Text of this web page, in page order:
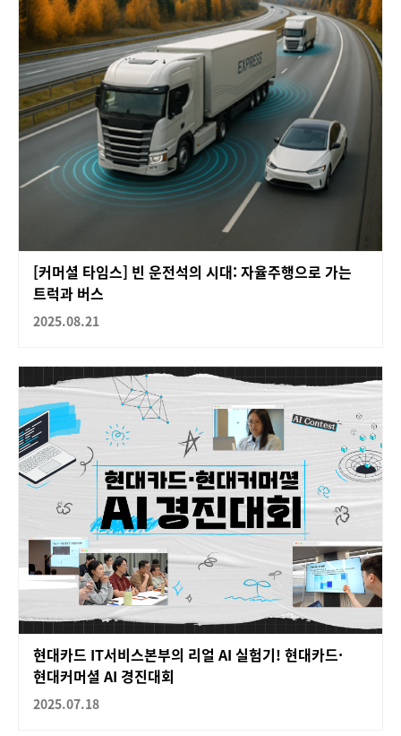
[커머셜 타임스] 빈 운전석의 시대: 자율주행으로 가는
트럭과 버스
2025.08.21
현대카드 IT서비스본부의 리얼 AI 실험기! 현대카드·
현대커머셜 AI 경진대회
2025.07.18